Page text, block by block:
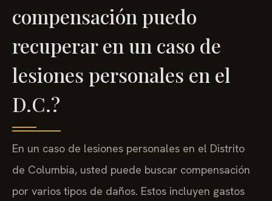
compensación puedo
recuperar en un caso de
lesiones personales en el
D.C.?
En un caso de lesiones personales en el Distrito
de Columbia, usted puede buscar compensación
por varios tipos de daños. Estos incluyen gastos